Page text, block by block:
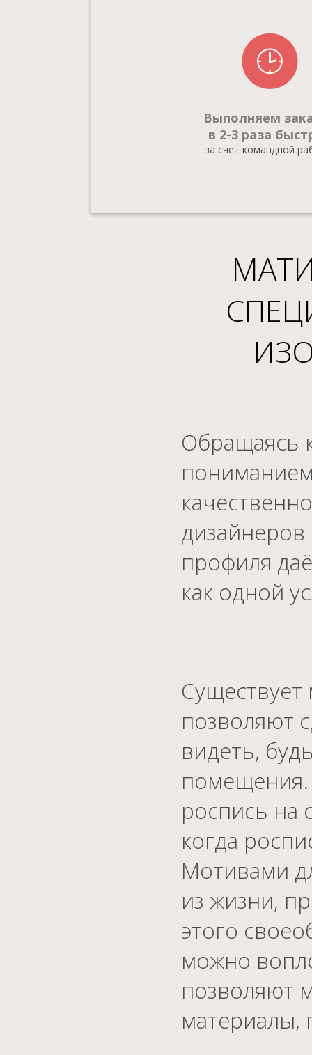
Выполняем
в 2-3 раза
за счет командной
Обращаясь
профиля
как одной
позволяют
видеть,
помещения.
роспись на
когда
Мотивами
из жизни,
этого
можно
позволяют
материалы,